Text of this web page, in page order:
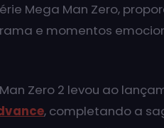
Mega Man Zero,
e momentos
Zero 2 levou ao
, completando a